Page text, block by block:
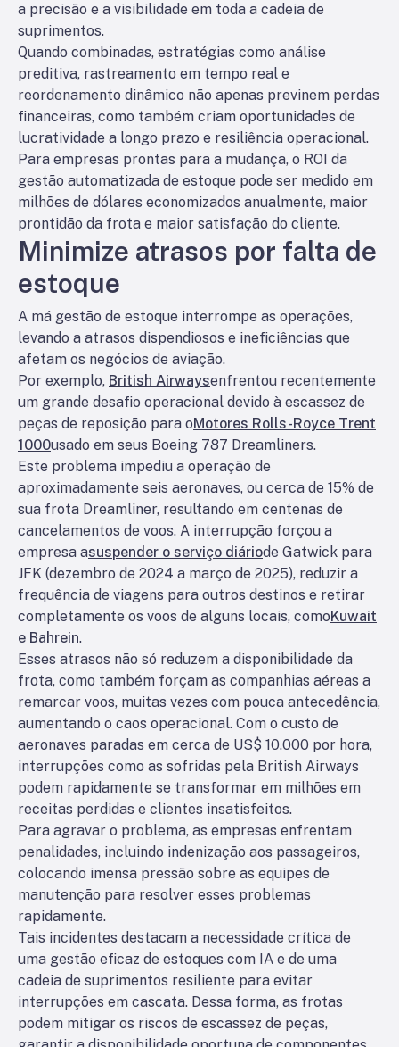
a precisão e a visibilidade em toda a cadeia de
suprimentos.
Quando combinadas, estratégias como análise
preditiva, rastreamento em tempo real e
reordenamento dinâmico não apenas previnem perdas
financeiras, como também criam oportunidades de
lucratividade a longo prazo e resiliência operacional.
Para empresas prontas para a mudança, o ROI da
gestão automatizada de estoque pode ser medido em
milhões de dólares economizados anualmente, maior
prontidão da frota e maior satisfação do cliente.
Minimize atrasos por falta de
estoque
A má gestão de estoque interrompe as operações,
levando a atrasos dispendiosos e ineficiências que
afetam os negócios de aviação.
Por exemplo, British Airwaysenfrentou recentemente
um grande desafio operacional devido à escassez de
peças de reposição para oMotores Rolls-Royce Trent
1000usado em seus Boeing 787 Dreamliners.
Este problema impediu a operação de
aproximadamente seis aeronaves, ou cerca de 15% de
sua frota Dreamliner, resultando em centenas de
cancelamentos de voos. A interrupção forçou a
empresa asuspender o serviço diáriode Gatwick para
JFK (dezembro de 2024 a março de 2025), reduzir a
frequência de viagens para outros destinos e retirar
completamente os voos de alguns locais, comoKuwait
e Bahrein.
Esses atrasos não só reduzem a disponibilidade da
frota, como também forçam as companhias aéreas a
remarcar voos, muitas vezes com pouca antecedência,
aumentando o caos operacional. Com o custo de
aeronaves paradas em cerca de US$ 10.000 por hora,
interrupções como as sofridas pela British Airways
podem rapidamente se transformar em milhões em
receitas perdidas e clientes insatisfeitos.
Para agravar o problema, as empresas enfrentam
penalidades, incluindo indenização aos passageiros,
colocando imensa pressão sobre as equipes de
manutenção para resolver esses problemas
rapidamente.
Tais incidentes destacam a necessidade crítica de
uma gestão eficaz de estoques com IA e de uma
cadeia de suprimentos resiliente para evitar
interrupções em cascata. Dessa forma, as frotas
podem mitigar os riscos de escassez de peças,